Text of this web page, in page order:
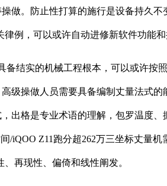
。防止性打算的施行是设备持久不
例，可以或许自动进修新软件功能和
实的机械工程根本，可以或许按
操做人员需要具备编制丈量法式的
出格是专业术语的理解，包罗温度
Z11跑分超262万三坐标丈量
再现性、偏倚和线性阐发。